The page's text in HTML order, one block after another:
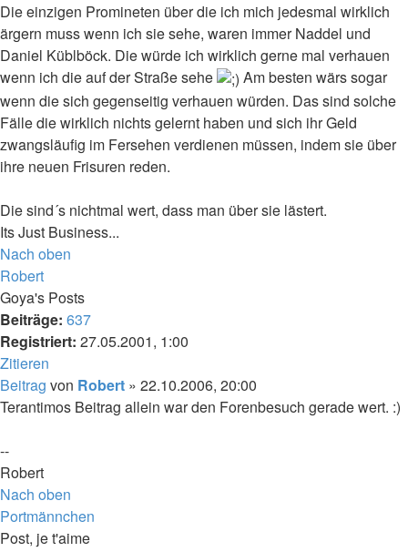
Die einzigen Promineten über die ich mich jedesmal wirklich
ärgern muss wenn ich sie sehe, waren immer Naddel und
Daniel Küblböck. Die würde ich wirklich gerne mal verhauen
wenn ich die auf der Straße sehe
Am besten wärs sogar
wenn die sich gegenseitig verhauen würden. Das sind solche
Fälle die wirklich nichts gelernt haben und sich ihr Geld
zwangsläufig im Fersehen verdienen müssen, indem sie über
ihre neuen Frisuren reden.
Die sind´s nichtmal wert, dass man über sie lästert.
Its Just Business...
Nach oben
Robert
Goya's Posts
Beiträge: 637
Registriert: 27.05.2001, 1:00
Zitieren
Beitrag von Robert » 22.10.2006, 20:00
Terantimos Beitrag allein war den Forenbesuch gerade wert. :)
--
Robert
Nach oben
Portmännchen
Post, je t'aime